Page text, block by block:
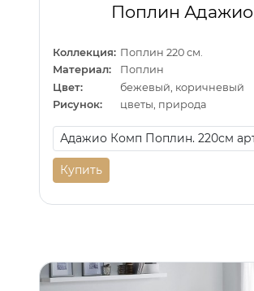
Поплин Адажио
Коллекция: Поплин 220 см.
Материал:
Поплин
Цвет:
бежевый, коричневый
Рисунок:
цветы, природа
Купить